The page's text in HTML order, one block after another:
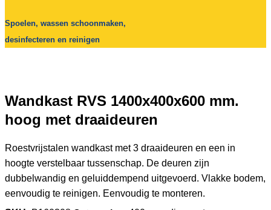
Spoelen, wassen schoonmaken,
desinfecteren en reinigen
Wandkast RVS 1400x400x600 mm.
hoog met draaideuren
Roestvrijstalen wandkast met 3 draaideuren en een in
hoogte verstelbaar tussenschap. De deuren zijn
dubbelwandig en geluiddempend uitgevoerd. Vlakke bodem,
eenvoudig te reinigen. Eenvoudig te monteren.